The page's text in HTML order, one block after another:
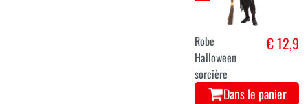
Robe
Halloween
sorcière
€ 12,9
Dans le panier